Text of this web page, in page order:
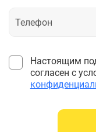
Настоящим
согласен с